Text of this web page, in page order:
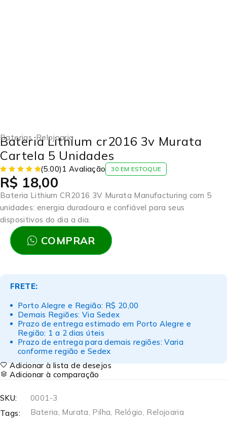
Baterias ,Relojoaria
Bateria Lithium cr2016 3v Murata
Cartela 5 Unidades
(5.00) 1 Avaliação 30 EM ESTOQUE
R$ 18,00
Bateria Lithium CR2016 3V Murata Manufacturing com 5
unidades: energia duradoura e confiável para seus
dispositivos do dia a dia.
COMPRAR
FRETE:
Porto Alegre e Região: R$ 20,00
Demais Regiões: Via Sedex
Prazo de entrega estimado em Porto Alegre e
Região: 1 a 2 dias úteis
Prazo de entrega para demais regiões: Varia
conforme região e Sedex
Adicionar à lista de desejos
Adicionar à comparação
SKU:
0001-3
Tags:
Bateria Murata Pilha Relógio Relojoaria